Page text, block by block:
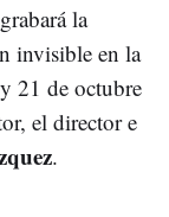
grabará la
invisible en la
21 de octubre
el director e
.